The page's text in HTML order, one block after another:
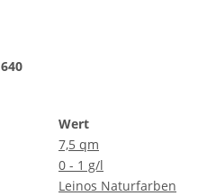
Wert
7,5 qm
0 - 1 g/l
Leinos Naturfarben